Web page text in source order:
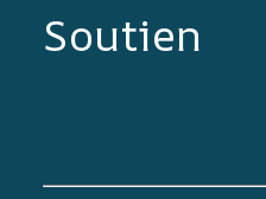
Soutien